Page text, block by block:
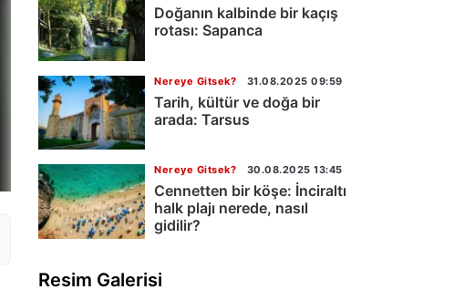
Doğanın kalbinde bir kaçış
rotası: Sapanca
Nereye Gitsek? 31.08.2025 09:59
Tarih, kültür ve doğa bir
arada: Tarsus
Nereye Gitsek? 30.08.2025 13:45
Cennetten bir köşe: İnciraltı
halk plajı nerede, nasıl
gidilir?
Resim Galerisi